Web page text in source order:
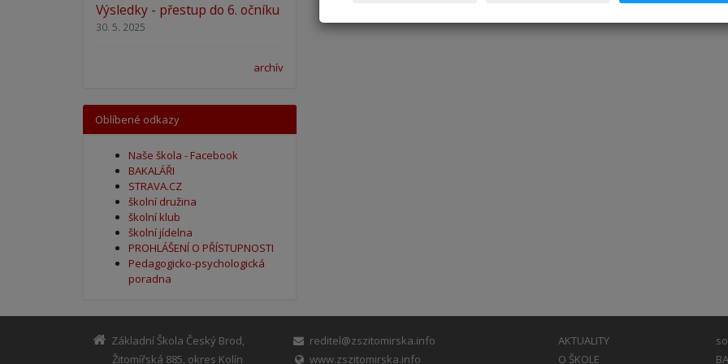
Výsledky - přestup do 6. očníku
30. 5. 2025
archív
Oblíbené odkazy
Naše škola - Facebook
BAKALÁŘI
STRAVA.CZ
školní družina
školní klub
školní jídelna
PROHLÁŠENÍ O PŘÍSTUPNOSTI
Pedagogicko-psychologická
poradna
Základní Škola Český Brod,
Žitomířská 885, okres Kolín
reditel@zszitomirska.info
www.zszitomirska.info
AKTUALITY
O ŠKOLE